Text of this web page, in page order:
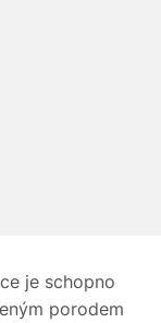
je schopno
porodem